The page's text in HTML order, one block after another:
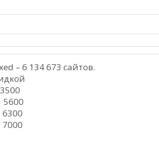
– 6 134 673 сайтов.
5600
6300
7000